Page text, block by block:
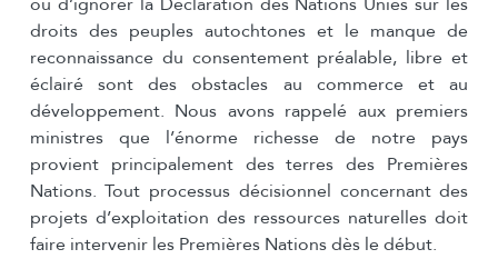
droits des peuples autochtones et le manque de
reconnaissance du consentement préalable, libre et
éclairé sont des obstacles au commerce et au
développement. Nous avons rappelé aux premiers
ministres que l’énorme richesse de notre pays
provient principalement des terres des Premières
Nations. Tout processus décisionnel concernant des
projets d’exploitation des ressources naturelles doit
faire intervenir les Premières Nations dès le début.